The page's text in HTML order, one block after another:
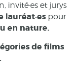
invité·es et jurys
lauréat·es pour
en nature.
de films